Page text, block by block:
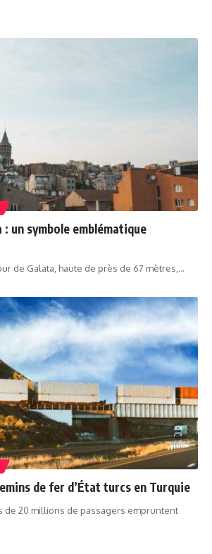
un symbole emblématique
de Galata, haute de près de 67 mètres,…
de fer d’État turcs en Turquie
de 20 millions de passagers empruntent